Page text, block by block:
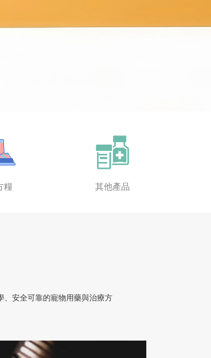
糧 其他產品
、安全可靠的寵物用藥與治療方